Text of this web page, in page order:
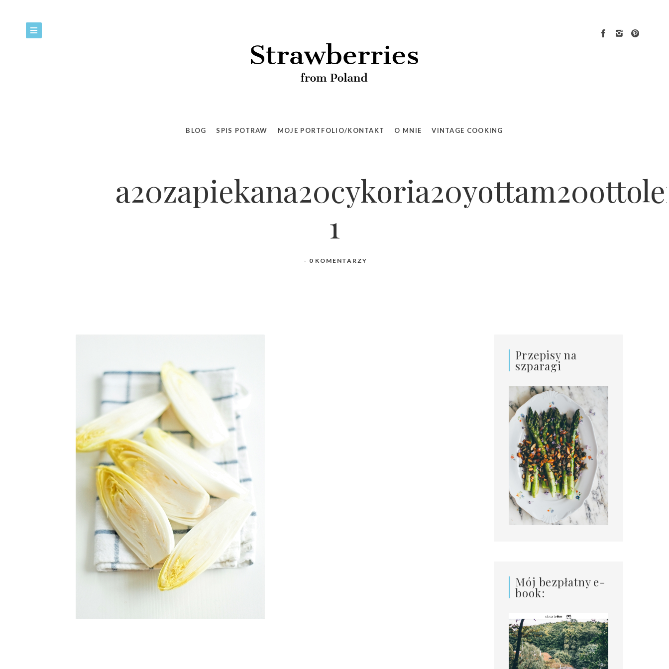
BLOG SPIS POTRAW MOJE PORTFOLIO/KONTAKT O MNIE VINTAGE COOKING
1
0 KOMENTARZY
Przepisy na
szparagi
Mój bezpłatny e-
book: